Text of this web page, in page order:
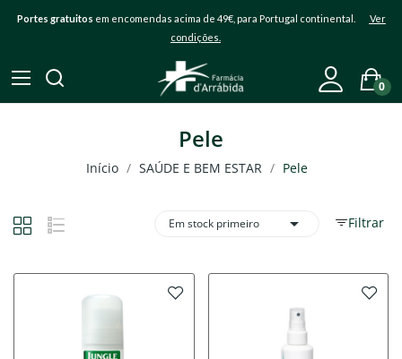
Portes gratuitos em encomendas acima de 49€, para Portugal continental. Ver
condições.
0
Pele
Início SAÚDE E BEM ESTAR Pele
Filtrar
Em stock primeiro 